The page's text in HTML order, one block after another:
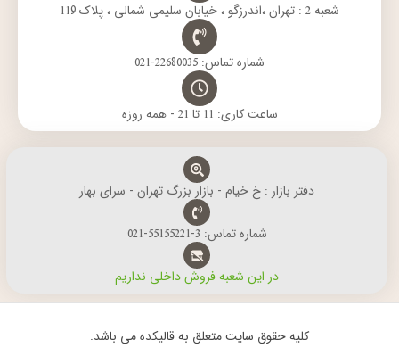
شعبه 2 : تهران ،اندرزگو ، خیابان سلیمی شمالی ، پلاک 119
شماره تماس: 22680035-021
ساعت کاری: 11 تا 21 - همه روزه
دفتر بازار : خ خیام - بازار بزرگ تهران - سرای بهار
شماره تماس: 3-55155221-021
در این شعبه فروش داخلی نداریم
کلیه حقوق سایت متعلق به قالیکده می باشد.